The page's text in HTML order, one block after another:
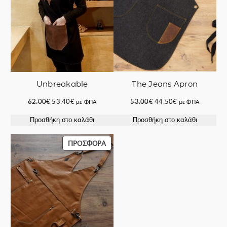
Unbreakable
62.00€ Original
was:
53.40€Η
τιμή
53.40€.
με ΦΠΑ
Προσθήκη στο καλάθι
The Jeans Apron
53.00€ Original
was:
44.50€Η
τιμή
με ΦΠΑ
Προσθήκη στο καλάθι
ΠΡΟΣΦΟΡΆΠΡΟΪΌΝ
ΣΕ
ΠΡΟΣΦΟΡΆ